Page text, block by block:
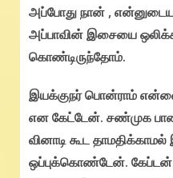
அப்போது நான் ,
அப்பாவின் இசையை ஒலிக்க
கொண்டிருந்தோம்.
இயக்குநர் பொன்ராம்
என கேட்டேன். சண்முக
வினாடி கூட
ஒப்புக்கொண்டேன். கேப்டன்